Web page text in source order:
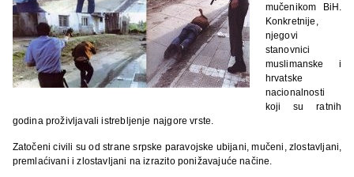
mučenikom BiH.
Konkretnije,
njegovi
stanovnici
muslimanske i
hrvatske
nacionalnosti
koji su ratnih
godina proživljavali istrebljenje najgore vrste.
Zatočeni civili su od strane srpske paravojske ubijani, mučeni, zlostavljani,
premlaćivani i zlostavljani na izrazito ponižavajuće načine.